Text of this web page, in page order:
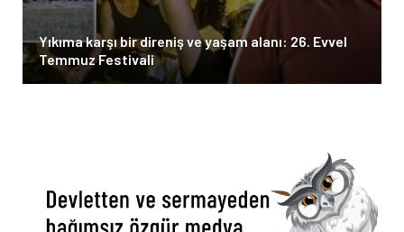
Yıkıma karşı bir direniş ve yaşam alanı: 26. Evvel
Temmuz Festivali